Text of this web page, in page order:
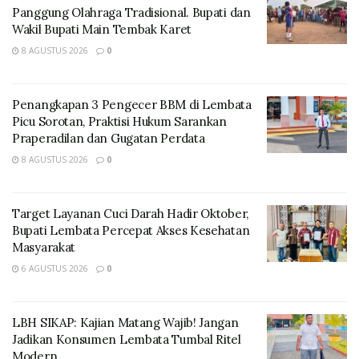
Tjangkung
Vivick juga mengajak berbagai elemen masyarakat
untuk terlibat dalam aksi ini.
Pohon Malapari banyak ditemui di pesisir pantai
Lembata, pohonnya sangat rindang, dan sering
dimanfaatkan masyarakat pesisir untuk berteduh
Panggung Olahraga Tradisional. Bupati dan
Wakil Bupati Main Tembak Karet
8 AGUSTUS 2026 0
Penangkapan 3 Pengecer BBM di Lembata
Picu Sorotan, Praktisi Hukum Sarankan
Praperadilan dan Gugatan Perdata
8 AGUSTUS 2026 0
Target Layanan Cuci Darah Hadir Oktober,
Bupati Lembata Percepat Akses Kesehatan
Masyarakat
6 AGUSTUS 2026 0
LBH SIKAP: Kajian Matang Wajib! Jangan
Jadikan Konsumen Lembata Tumbal Ritel